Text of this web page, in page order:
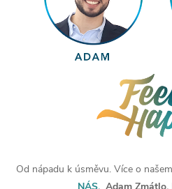
Od nápadu k úsměvu. Více o